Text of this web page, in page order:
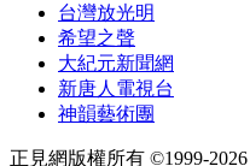
台灣放光明
希望之聲
大紀元新聞網
新唐人電視台
神韻藝術團
正見網版權所有 ©1999-